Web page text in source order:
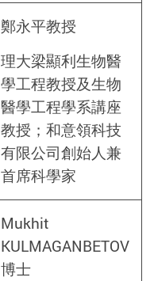
鄭永平教授
理大梁顯利生物醫
學工程教授及生物
醫學工程學系講座
教授；和意領科技
有限公司創始人兼
首席科學家
Mukhit
KULMAGANBETOV
博士